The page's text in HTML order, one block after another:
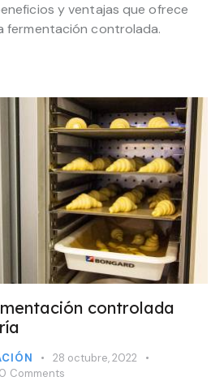
y ventajas que ofrece
fermentación controlada.
controlada
28 octubre, 2022
0 Comments